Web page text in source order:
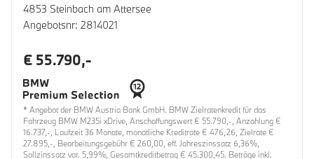
4853 Steinbach am Attersee
Angebotsnr: 2814021
€ 55.790,-
* Angebot der BMW Austria Bank GmbH. BMW Zielratenkredit für das
Fahrzeug BMW M235i xDrive, Anschaffungswert € 55.790,-, Anzahlung €
16.737,-, Laufzeit 36 Monate, monatliche Kreditrate € 476,26, Zielrate €
27.895,-, Bearbeitungsgebühr € 260,00, eff. Jahreszinssatz 6,36%,
Sollzinssatz var. 5,99%, Gesamtkreditbetrag € 45.300,45. Beträge inkl.